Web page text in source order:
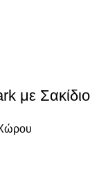
με Σακίδιο